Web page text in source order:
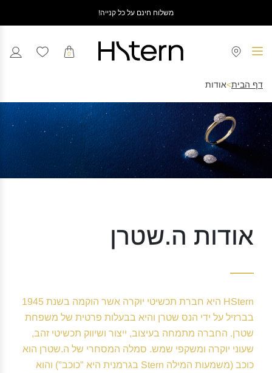
משלוח חינם על כל קנייה!
0
דף הבית>אודות
אודות ה.שטרן
HStern היא חברת תכשיטי יוקרה אשר הוקמה בשנת 1945
בברזיל על ידי הנס שטרן והיא בבעלות פרטית של משפחת
שטרן. החברה מתמחה בעיצוב, ייצור ושיווק תכשיטי זהב,
שעוני יוקרה ומשקפי שמש. סמלה המסחרי של ה.שטרן הוא
כוכב (משמעות המילה Stern בגרמנית היא "כוכב") והוא